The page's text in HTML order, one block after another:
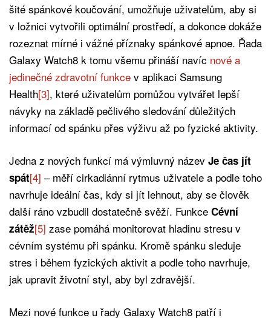
šité spánkové koučování, umožňuje uživatelům, aby si
v ložnici vytvořili optimální prostředí, a dokonce dokáže
rozeznat mírné i vážné příznaky spánkové apnoe. Řada
Galaxy Watch8 k tomu všemu přináší navíc nové a
jedinečné zdravotní funkce v aplikaci Samsung
Health[3], které uživatelům pomůžou vytvářet lepší
návyky na základě pečlivého sledování důležitých
informací od spánku přes výživu až po fyzické aktivity.
Jedna z nových funkcí má výmluvný název Je čas jít
spát[4] – měří cirkadiánní rytmus uživatele a podle toho
navrhuje ideální čas, kdy si jít lehnout, aby se člověk
další ráno vzbudil dostatečně svěží. Funkce Cévní
zátěž[5] zase pomáhá monitorovat hladinu stresu v
cévním systému při spánku. Kromě spánku sleduje
stres i během fyzických aktivit a podle toho navrhuje,
jak upravit životní styl, aby byl zdravější.
Mezi nové funkce u řady Galaxy Watch8 patří i